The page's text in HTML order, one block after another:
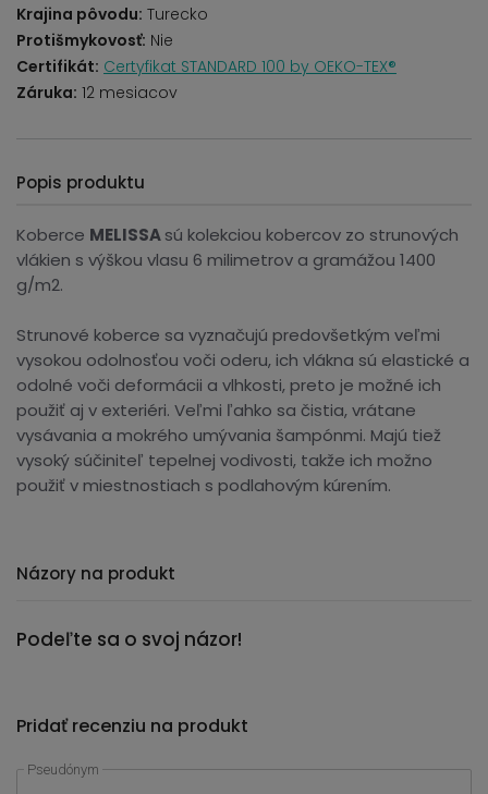
Krajina pôvodu: Turecko
Protišmykovosť: Nie
Certifikát: Certyfikat STANDARD 100 by OEKO-TEX®
Záruka: 12 mesiacov
Popis produktu
Koberce MELISSAsú kolekciou kobercov zo strunových
vlákien s výškou vlasu 6 milimetrov a gramážou 1400
g/m2.
Strunové koberce sa vyznačujú predovšetkým veľmi
vysokou odolnosťou voči oderu, ich vlákna sú elastické a
odolné voči deformácii a vlhkosti, preto je možné ich
použiť aj v exteriéri. Veľmi ľahko sa čistia, vrátane
vysávania a mokrého umývania šampónmi. Majú tiež
vysoký súčiniteľ tepelnej vodivosti, takže ich možno
použiť v miestnostiach s podlahovým kúrením.
Názory na produkt
Podeľte sa o svoj názor!
Pridať recenziu na produkt
Pseudónym